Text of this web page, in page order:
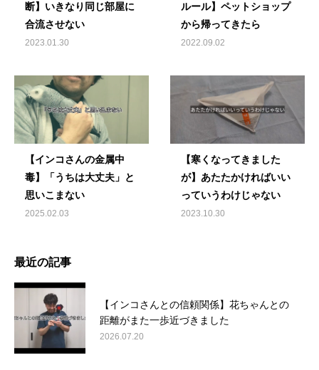
断】いきなり同じ部屋に
合流させない
2023.01.30
ルール】ペットショップ
から帰ってきたら
2022.09.02
【インコさんの金属中
毒】「うちは大丈夫」と
思いこまない
2025.02.03
【寒くなってきました
が】あたたかければいい
っていうわけじゃない
2023.10.30
最近の記事
【インコさんとの信頼関係】花ちゃんとの
距離がまた一歩近づきました
2026.07.20